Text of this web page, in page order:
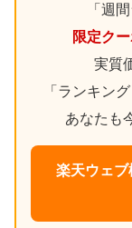
「週
限定ク
実質
「ランキン
あなたも
楽天ウェブ